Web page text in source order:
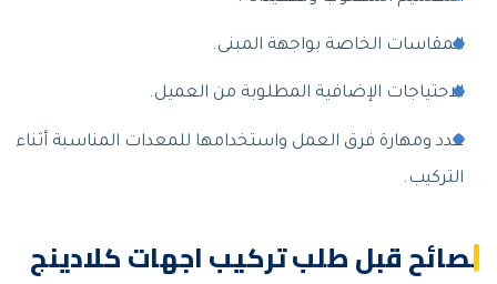
المقاسات الخاصة بواجهة المبنى.
الاحتياجات الإضافية المطلوبة من العميل.
عدد ومهارة فرق العمل واستخدامها للمعدات المناسبة أثناء
التركيب.
نصائح قبل طلب تركيب اجهات كلادينج